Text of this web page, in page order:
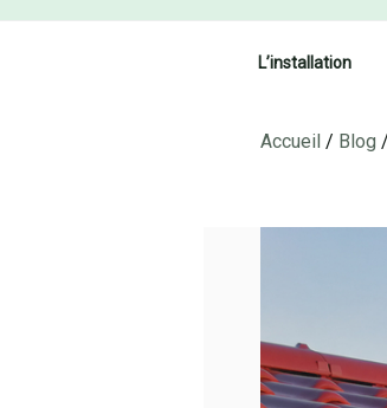
L’installation
Accueil / Blog /